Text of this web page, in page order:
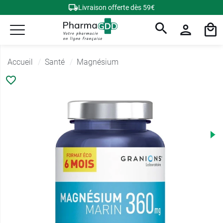
Livraison offerte dès 59€
Accueil Santé Magnésium